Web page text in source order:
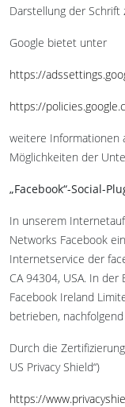
Darstellung der
Google bietet unter
https://
https://
weitere Informationen
Möglichkeiten der
„Facebook“-Social-
In unserem
Networks Facebook
Internetservice der
CA 94304, USA. In
Facebook Ireland
betrieben,
Durch die
US Privacy Shield“)
https://